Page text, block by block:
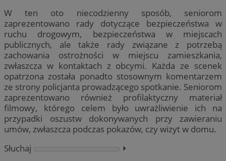
W ten oto niecodzienny sposób, seniorom
zaprezentowano rady dotyczące bezpieczeństwa w
ruchu drogowym, bezpieczeństwa w miejscach
publicznych, ale także rady związane z potrzebą
zachowania ostrożności w miejscu zamieszkania,
zwłaszcza w kontaktach z obcymi. Każda ze scenek
opatrzona została ponadto stosownym komentarzem
ze strony policjanta prowadzącego spotkanie. Seniorom
zaprezentowano również profilaktyczny materiał
filmowy, którego celem było uwrażliwienie ich na
przypadki oszustw dokonywanych przy zawieraniu
umów, zwłaszcza podczas pokazów, czy wizyt w domu.
Słuchaj
⏵︎